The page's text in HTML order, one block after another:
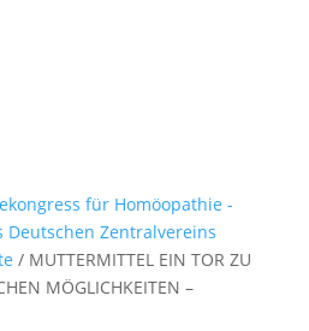
für Homöopathie -
Deutschen Zentralvereins
/ MUTTERMITTEL EIN TOR ZU
MÖGLICHKEITEN –